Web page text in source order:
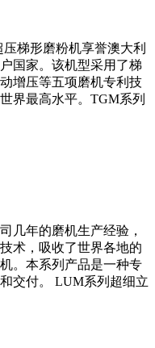
梯形磨粉机享誉澳大利
国家。该机型采用了梯
增压等五项磨机专利技
界最高水平。TGM系列
几年的磨机生产经验，
术，吸收了世界各地的
。本系列产品是一种专
交付。 LUM系列超细立